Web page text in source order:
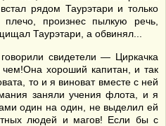
рядом Таурэтари и только
произнес пылкую речь,
Таурэтари, а обвинял...
свидетели — Циркачка
хороший капитан, и так
то и я виноват вместе с ней
заняли учения флота, и я
один на один, не выделил ей
людей и магов! Если бы с